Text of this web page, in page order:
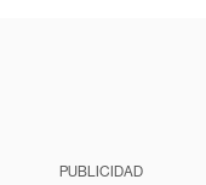
PUBLICIDAD